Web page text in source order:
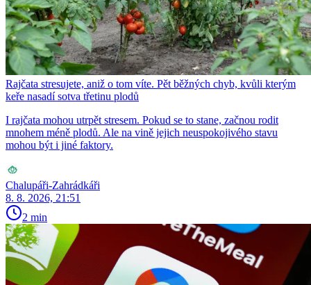
Rajčata stresujete, aniž o tom víte. Pět běžných chyb, kvůli kterým
keře nasadí sotva třetinu plodů
I rajčata mohou utrpět stresem. Pokud se to stane, začnou rodit
mnohem méně plodů. Ale na vině jejich neuspokojivého stavu
mohou být i jiné faktory.
Chalupáři-Zahrádkáři
8. 8. 2026, 21:51
2 min